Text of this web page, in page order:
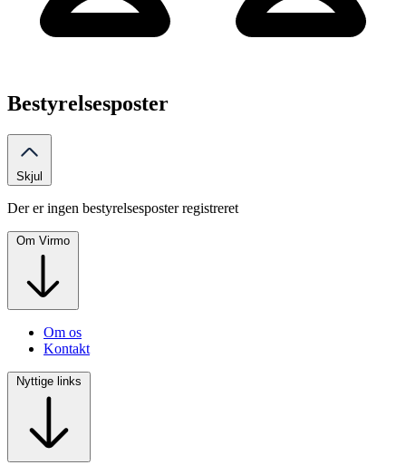
Bestyrelsesposter
Skjul
Der er ingen bestyrelsesposter registreret
Om Virmo
Om os
Kontakt
Nyttige links